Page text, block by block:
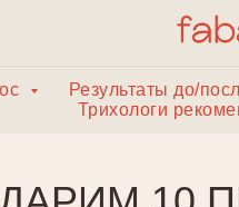
Результаты до/
Трихологи
10